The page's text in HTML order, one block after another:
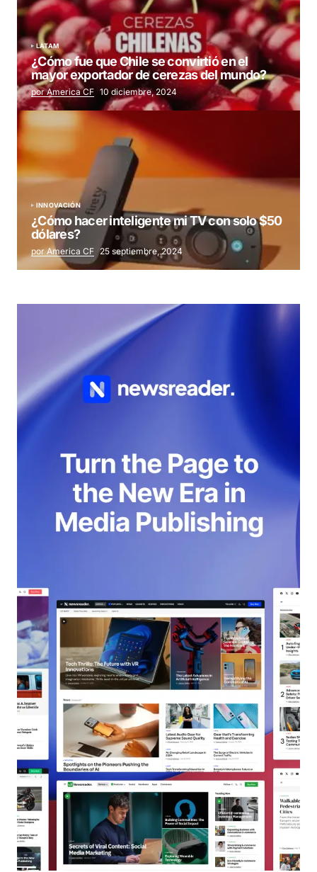
LATAM
¿Cómo fue que Chile se convirtió en el
mayor exportador de cerezas del mundo?
por America CF 10 diciembre, 2024
INNOVACIÓN
¿Cómo hacer inteligente mi TV con solo $50
dólares?
por America CF 25 septiembre, 2024